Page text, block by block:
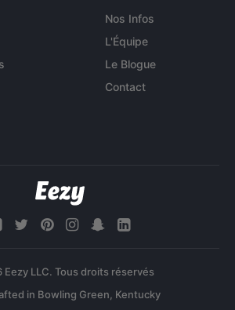
Nos Infos
L'Équipe
Le Blogue
Contact
LLC. Tous droits réservés